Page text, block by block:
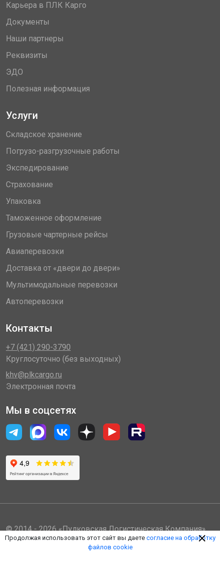
Карьера в ПЛК Карго
Документы
Наши партнеры
Реквизиты
ЭДО
Полезная информация
Услуги
Складское хранение
Погрузо-разгрузочные работы
Экспедирование
Страхование
Упаковка
Таможенное оформление
Грузовые чартерные рейсы
Авиаперевозки
Доставка от «двери до двери»
Мультимодальные перевозки
Автоперевозки
Контакты
+7 (421) 290-3790
Круглосуточно (без выходных)
khv@plkcargo.ru
Электронная почта
Мы в соцсетях
© 2014 - 2026 «Пулковская Логистическая Компания»
(ООО «ПЛК»)
Обработка персональных данных
Продолжая использовать этот сайт вы даете согласие на обработку
файлов cookie